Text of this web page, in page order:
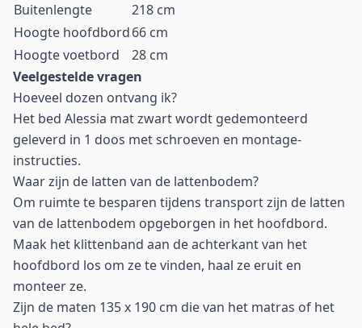
Buitenlengte
218 cm
Hoogte hoofdbord66 cm
Hoogte voetbord
28 cm
Veelgestelde vragen
Hoeveel dozen ontvang ik?
Het bed Alessia mat zwart wordt gedemonteerd
geleverd in 1 doos met schroeven en montage-
instructies.
Waar zijn de latten van de lattenbodem?
Om ruimte te besparen tijdens transport zijn de latten
van de lattenbodem opgeborgen in het hoofdbord.
Maak het klittenband aan de achterkant van het
hoofdbord los om ze te vinden, haal ze eruit en
monteer ze.
Zijn de maten 135 x 190 cm die van het matras of het